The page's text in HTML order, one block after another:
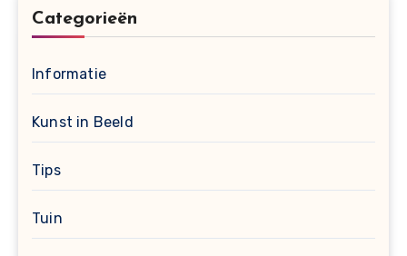
Categorieën
Informatie
Kunst in Beeld
Tips
Tuin